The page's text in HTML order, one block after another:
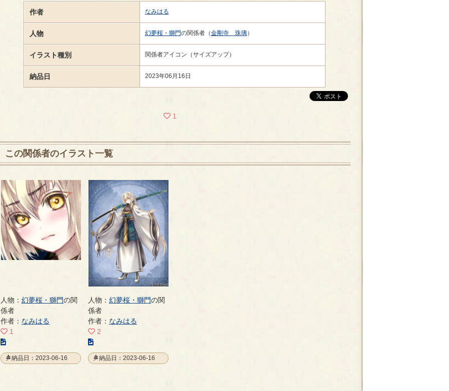
作者 なみはる
人物 幻夢桜・獅門の関係者（金剛寺 珠璃）
イラスト種別 関係者アイコン（サイズアップ）
納品日 2023年06月16日
1
この関係者のイラスト一覧
人物： 幻夢桜・獅門の関
係者
作者： なみはる
1
の
イ
納品日：2023-06-16
人物： 幻夢桜・獅門の関
係者
作者： なみはる
2
の
イ
納品日：2023-06-16